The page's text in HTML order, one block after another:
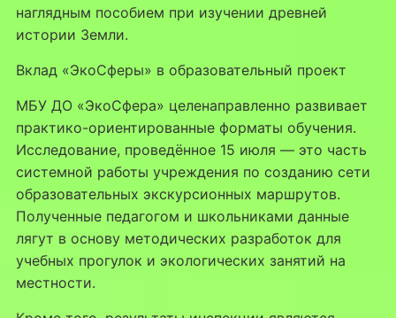
наглядным пособием при изучении древней
истории Земли.
Вклад «ЭкоСферы» в образовательный проект
МБУ ДО «ЭкоСфера» целенаправленно развивает
практико-ориентированные форматы обучения.
Исследование, проведённое 15 июля — это часть
системной работы учреждения по созданию сети
образовательных экскурсионных маршрутов.
Полученные педагогом и школьниками данные
лягут в основу методических разработок для
учебных прогулок и экологических занятий на
местности.